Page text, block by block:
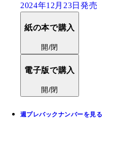
2024年12月23日発売
紙の本で購入
開/閉
電子版で購入
開/閉
週プレバックナンバーを見る